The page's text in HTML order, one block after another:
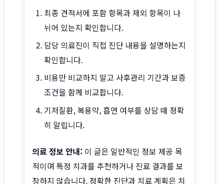
최종 견적서에 포함 항목과 제외 항목이 나
뉘어 있는지 확인합니다.
담당 의료진이 직접 진단 내용을 설명하는지
확인합니다.
비용만 비교하지 말고 사후관리 기간과 보증
조건을 함께 비교합니다.
기저질환, 복용약, 흡연 여부를 상담 때 정확
히 알립니다.
의료 정보 안내: 이 글은 일반적인 정보 제공 목
적이며 특정 치과를 추천하거나 진료 결과를 보
장하지 않습니다. 정확한 진단과 치료 계획은 치